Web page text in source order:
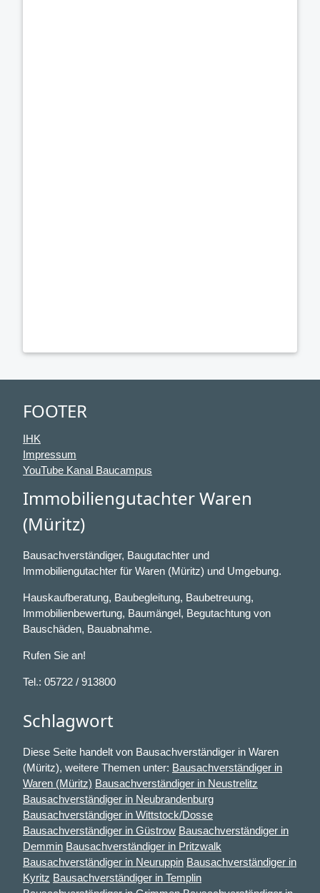
FOOTER
IHK
Impressum
YouTube Kanal Baucampus
Immobiliengutachter Waren
(Müritz)
Bausachverständiger, Baugutachter und
Immobiliengutachter für Waren (Müritz) und Umgebung.
Hauskaufberatung, Baubegleitung, Baubetreuung,
Immobilienbewertung, Baumängel, Begutachtung von
Bauschäden, Bauabnahme.
Rufen Sie an!
Tel.: 05722 / 913800
Schlagwort
Diese Seite handelt von Bausachverständiger in Waren
(Müritz), weitere Themen unter: Bausachverständiger in
Waren (Müritz) Bausachverständiger in Neustrelitz
Bausachverständiger in Neubrandenburg
Bausachverständiger in Wittstock/Dosse
Bausachverständiger in Güstrow Bausachverständiger in
Demmin Bausachverständiger in Pritzwalk
Bausachverständiger in Neuruppin Bausachverständiger in
Kyritz Bausachverständiger in Templin